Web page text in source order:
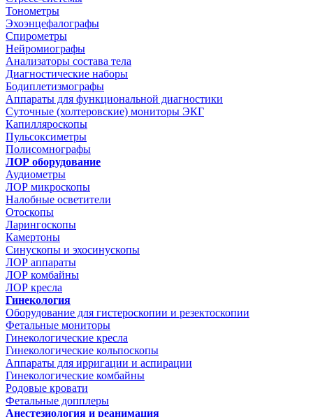
Тонометры
Эхоэнцефалографы
Спирометры
Нейромиографы
Анализаторы состава тела
Диагностические наборы
Бодиплетизмографы
Аппараты для функциональной диагностики
Суточные (холтеровские) мониторы ЭКГ
Капилляроскопы
Пульсоксиметры
Полисомнографы
ЛОР оборудование
Аудиометры
ЛОР микроскопы
Налобные осветители
Отоскопы
Ларингоскопы
Камертоны
Синускопы и эхосинускопы
ЛОР аппараты
ЛОР комбайны
ЛОР кресла
Гинекология
Оборудование для гистероскопии и резектоскопии
Фетальные мониторы
Гинекологические кресла
Гинекологические кольпоскопы
Аппараты для ирригации и аспирации
Гинекологические комбайны
Родовые кровати
Фетальные допплеры
Анестезиология и реанимация